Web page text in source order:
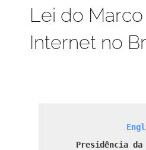
Lei do
Internet no
Presidência da